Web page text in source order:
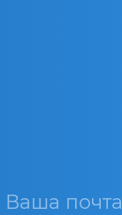
Ваша почта